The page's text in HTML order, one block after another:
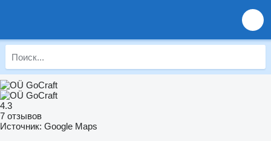
4.3
7 отзывов
Источник: Google Maps